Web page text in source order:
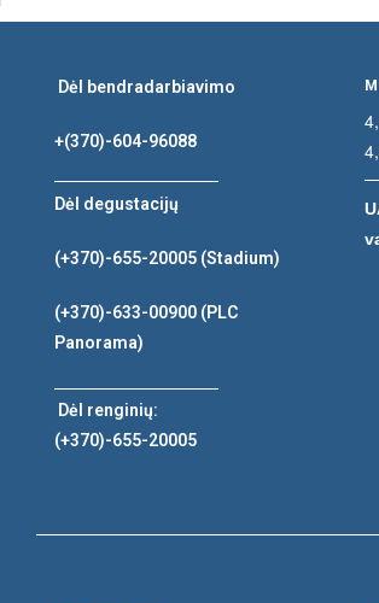
Dėl bendradarbiavimo
+(370)-604-96088
Dėl degustacijų
(+370)-655-20005 (Stadium)
(+370)-633-00900 (PLC
Panorama)
Dėl renginių:
(+370)-655-20005